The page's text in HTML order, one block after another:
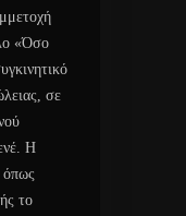
«Όσο
σε
Η
όπως
το